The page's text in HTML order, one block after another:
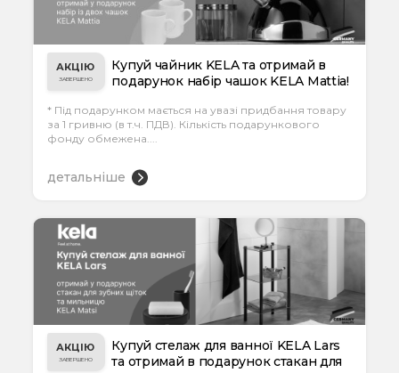
АКЦІЮ
ЗАВЕРШЕНО
Купуй чайник KELA та отримай в
подарунок набір чашок KELA Mattia!
* Під подарунком мається на увазі придбання товару
за 1 гривню (в т.ч. ПДВ). Кількість подарункового
фонду обмежена....
детальніше
АКЦІЮ
ЗАВЕРШЕНО
Купуй стелаж для ванної KELA Lars
та отримай в подарунок стакан для